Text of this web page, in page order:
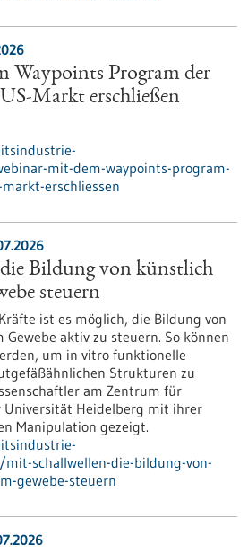
Waypoints Program der
Markt erschließen
mit-dem-waypoints-program-
erschliessen
Bildung von künstlich
steuern
ist es möglich, die Bildung von
aktiv zu steuern. So können
um in vitro funktionelle
Strukturen zu
am Zentrum für
Universität Heidelberg mit ihrer
Manipulation gezeigt.
schallwellen-die-bildung-von-
gewebe-steuern